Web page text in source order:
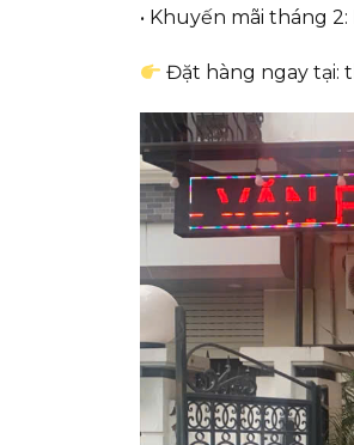
• Khuyến mãi tháng
Đặt hàng ngay tại: